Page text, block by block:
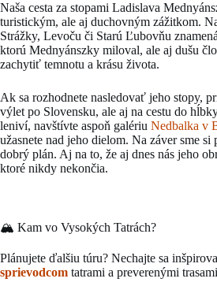
Naša cesta za stopami Ladislava
turistickým, ale aj duchovným zážitkom.
Strážky, Levoču či Starú Ľubovňu
ktorú Mednyánszky miloval, ale aj dušu
zachytiť temnotu a krásu života.
Ak sa rozhodnete nasledovať jeho stopy,
výlet po Slovensku, ale aj na cestu do
leniví, navštívte aspoň galériu Nedbalka v
užasnete nad jeho dielom. Na záver sme
dobrý plán. Aj na to, že aj dnes nás jeho
ktoré nikdy nekončia.
🏔️ Kam vo Vysokých Tatrách?
Plánujete ďalšiu túru? Nechajte sa
sprievodcom tatrami a preverenými